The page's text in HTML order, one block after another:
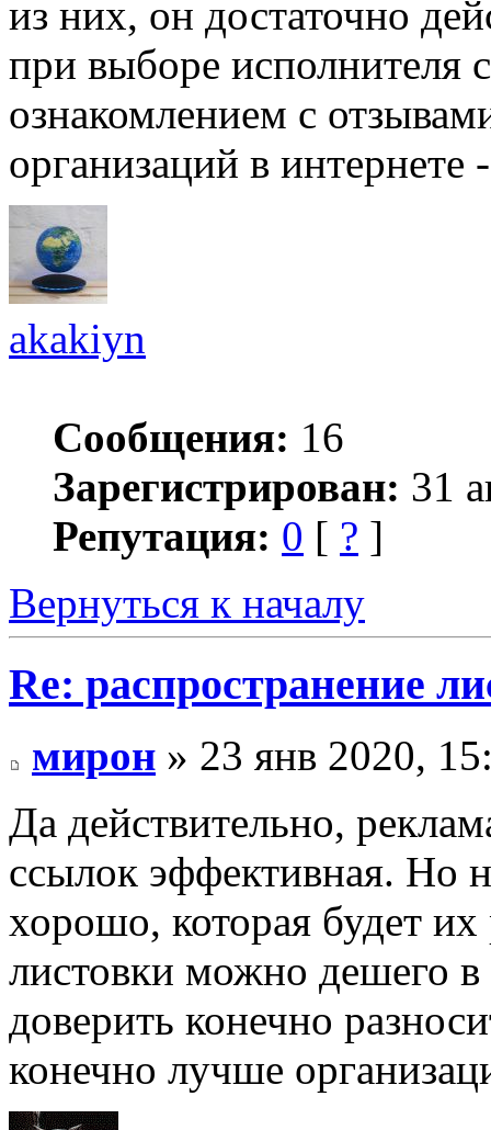
из них, он достаточно
при выборе исполнителя
ознакомлением с
организаций в
akakiyn
Сообщения: 16
Зарегистрирован: 31
Репутация: 0 [ ? ]
Вернуться к началу
Re: распространение
мирон » 23 янв 2020,
Да действительно,
ссылок эффективная. Но
хорошо, которая будет их
листовки можно дешего
доверить конечно
конечно лучше